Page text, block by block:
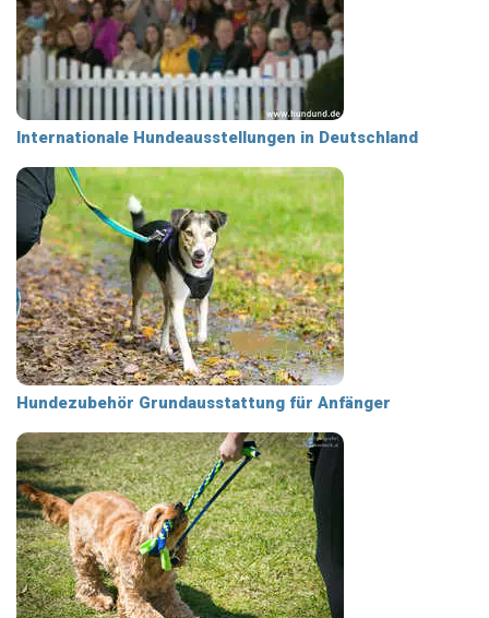
Internationale Hundeausstellungen in Deutschland
Hundezubehör Grundausstattung für Anfänger